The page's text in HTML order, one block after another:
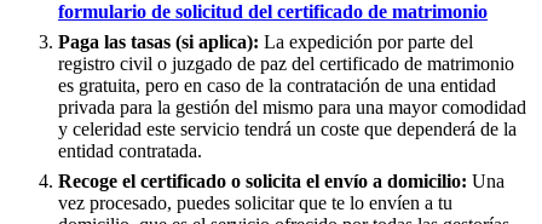
formulario de solicitud del certificado de matrimonio
Paga las tasas (si aplica): La expedición por parte del
registro civil o juzgado de paz del certificado de matrimonio
es gratuita, pero en caso de la contratación de una entidad
privada para la gestión del mismo para una mayor comodidad
y celeridad este servicio tendrá un coste que dependerá de la
entidad contratada.
Recoge el certificado o solicita el envío a domicilio: Una
vez procesado, puedes solicitar que te lo envíen a tu